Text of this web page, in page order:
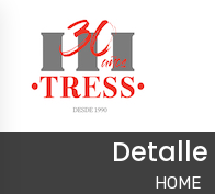
HOME